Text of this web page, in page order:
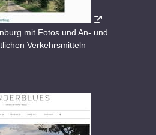
mit Fotos und An- und
Verkehrsmitteln